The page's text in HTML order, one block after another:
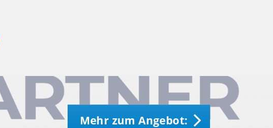
Mehr zum Angebot: